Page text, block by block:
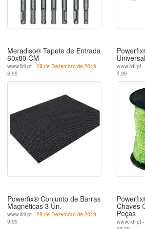
Meradiso® Tapete de Entrada
60x80 CM
www.lidl.pt - 28 de Dezembro de 2019 -
6.99
Universal
www.lidl.pt -
1.99
Powerfix® Conjunto de Barras
Magnéticas 3 Un.
www.lidl.pt - 28 de Dezembro de 2019 -
9.99
Chaves
Peças
www.lidl.pt -